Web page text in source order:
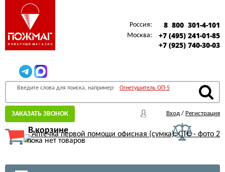
Россия: 8 800 301-4-101
Москва:
+7 (495) 241-01-85
+7 (925) 740-30-03
Введите слова для поиска, например: Огнетушитель ОП-5
ЗАКАЗАТЬ ЗВОНОК Вход / Регистрация
В корзине
пока нет товаров